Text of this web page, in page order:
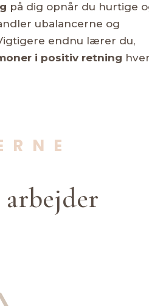
på dig opnår du hurtige
ubalancerne og
endnu lærer du,
i positiv retning hver